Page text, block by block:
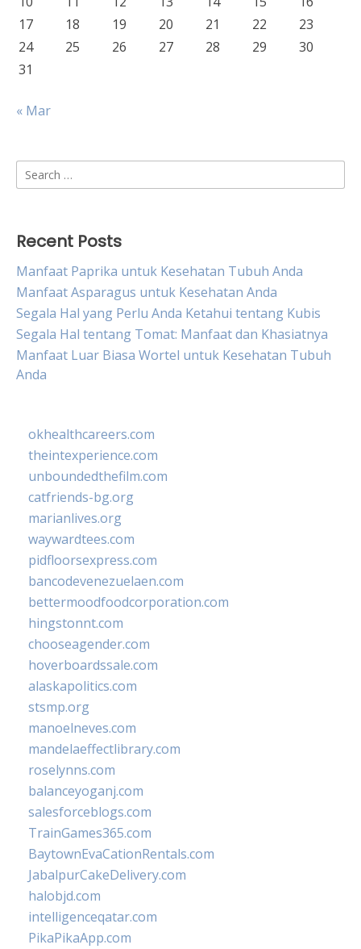
17
18 19 20 21 22
23
24
25 26 27 28 29
30
31
« Mar
Search
for:
Recent Posts
Manfaat Paprika untuk Kesehatan Tubuh Anda
Manfaat Asparagus untuk Kesehatan Anda
Segala Hal yang Perlu Anda Ketahui tentang Kubis
Segala Hal tentang Tomat: Manfaat dan Khasiatnya
Manfaat Luar Biasa Wortel untuk Kesehatan Tubuh
Anda
okhealthcareers.com
theintexperience.com
unboundedthefilm.com
catfriends-bg.org
marianlives.org
waywardtees.com
pidfloorsexpress.com
bancodevenezuelaen.com
bettermoodfoodcorporation.com
hingstonnt.com
chooseagender.com
hoverboardssale.com
alaskapolitics.com
stsmp.org
manoelneves.com
mandelaeffectlibrary.com
roselynns.com
balanceyoganj.com
salesforceblogs.com
TrainGames365.com
BaytownEvaCationRentals.com
JabalpurCakeDelivery.com
halobjd.com
intelligenceqatar.com
PikaPikaApp.com